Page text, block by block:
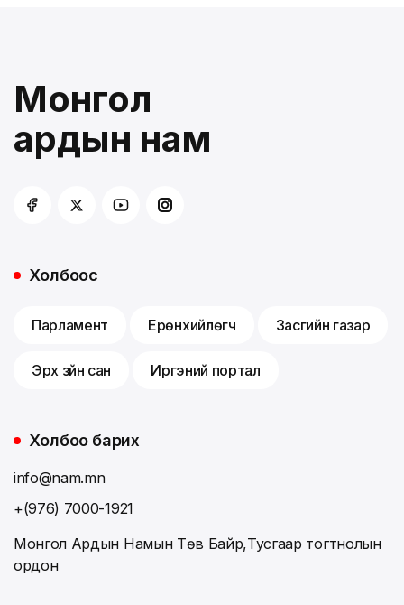
Монгол
ардын нам
Холбоос
Парламент Ерөнхийлөгч Засгийн газар
Эрх зүйн сан Иргэний портал
Холбоо барих
info@nam.mn
+(976) 7000-1921
Монгол Ардын Намын Төв Байр,Тусгаар тогтнолын
ордон